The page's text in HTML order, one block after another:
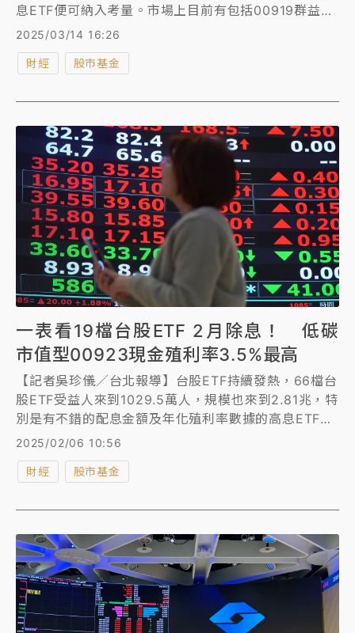
息ETF便可納入考量。市場上目前有包括00919群益台
灣精選高息、0056元大高股息、00713元大台灣高息
優息、00940元大台灣價值高息共6檔千億規模以上的
來看，00919預估年化配息率12.11%最高，其次
0056、00713也都有10%以上的好表現。
2025/03/14 16:26
財經 股市基金
一表看19檔台股ETF 2月除息！ 低碳
市值型00923現金殖利率3.5%最高
【記者吳珍儀／台北報導】台股ETF持續發熱，66檔台
股ETF受益人來到1029.5萬人，規模也來到2.81兆，特
別是有不錯的配息金額及年化殖利率數據的高息ETF更
是受投資人青睞。統計2月份即將除息的共有19檔台股
ETF，以現金股利殖利率表現來看，以00923群益台
ESG低碳50單次現金配息殖利率預估近3.53%最高。
2025/02/06 10:56
財經 股市基金